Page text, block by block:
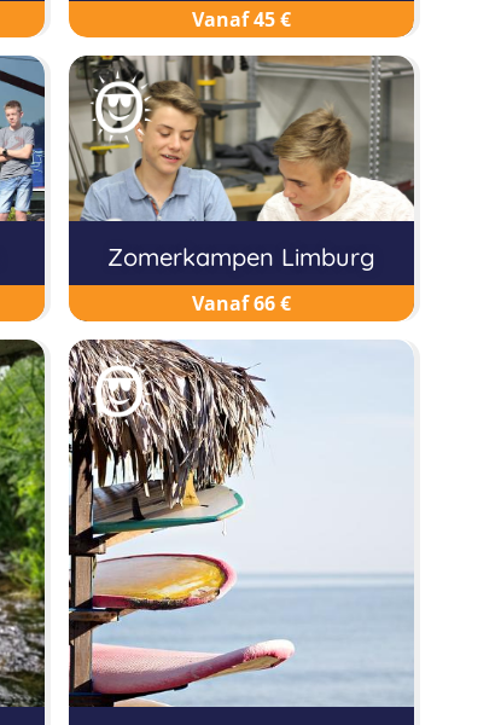
Vanaf 45 €
Zomerkampen Limburg
Vanaf 66 €